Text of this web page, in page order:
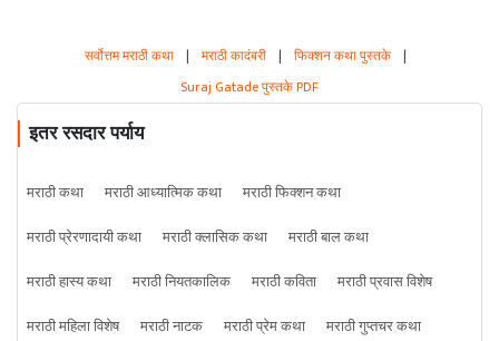
सर्वोत्तम मराठी कथा | मराठी कादंबरी | फिक्शन कथा पुस्तके |
Suraj Gatade पुस्तके PDF
इतर रसदार पर्याय
मराठी कथा मराठी आध्यात्मिक कथा
मराठी फिक्शन कथा
मराठी प्रेरणादायी कथा
मराठी क्लासिक कथा
मराठी बाल कथा
मराठी हास्य कथा
मराठी नियतकालिक मराठी कविता
मराठी प्रवास विशेष
मराठी महिला विशेष
मराठी नाटक मराठी प्रेम कथा
मराठी गुप्तचर कथा